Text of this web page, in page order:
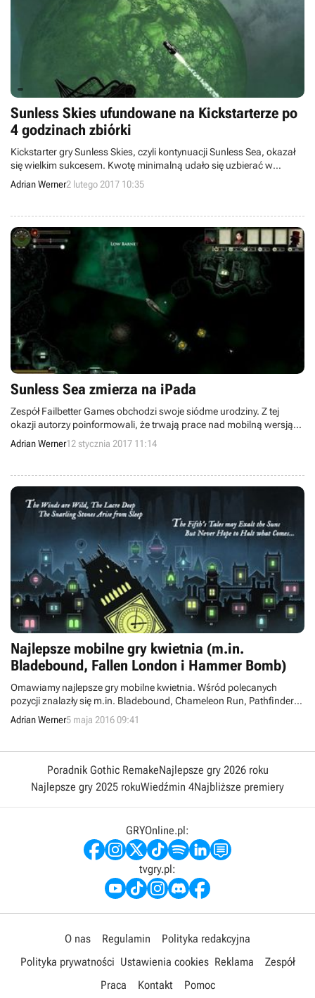
Sunless Skies ufundowane na Kickstarterze po
4 godzinach zbiórki
Kickstarter gry Sunless Skies, czyli kontynuacji Sunless Sea, okazał
się wielkim sukcesem. Kwotę minimalną udało się uzbierać w
raptem cztery godziny.
Adrian Werner2 lutego 2017 10:35
Sunless Sea zmierza na iPada
Zespół Failbetter Games obchodzi swoje siódme urodziny. Z tej
okazji autorzy poinformowali, że trwają prace nad mobilną wersją
Sunless Sea, czyli pecetowej steampunkowej strategii sprzed dwóch
Adrian Werner12 stycznia 2017 11:14
Najlepsze mobilne gry kwietnia (m.in.
Bladebound, Fallen London i Hammer Bomb)
Omawiamy najlepsze gry mobilne kwietnia. Wśród polecanych
pozycji znalazły się m.in. Bladebound, Chameleon Run, Pathfinder
Adventures, No Thing, Hammer Bomb, Fallen London, Tormentum:
Dark Sorrow oraz Warbits.
Adrian Werner5 maja 2016 09:41
Poradnik Gothic RemakeNajlepsze gry 2026 roku
Najlepsze gry 2025 rokuWiedźmin 4Najbliższe premiery
GRYOnline.pl:
tvgry.pl:
O nas Regulamin
Polityka redakcyjna
Polityka prywatności Ustawienia cookies Reklama
Zespół
Praca
Kontakt Pomoc